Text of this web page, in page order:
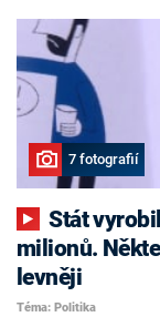
7 fotografií
Stát vyrobil příručku „72 hodin“ za 30
milionů.
levněji
Téma: Politika